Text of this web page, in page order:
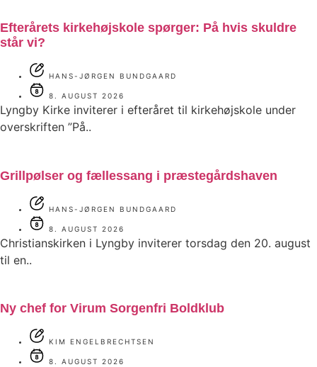
Efterårets kirkehøjskole spørger: På hvis skuldre
står vi?
HANS-JØRGEN BUNDGAARD
8. AUGUST 2026
Lyngby Kirke inviterer i efteråret til kirkehøjskole under
overskriften ”På..
Grillpølser og fællessang i præstegårdshaven
HANS-JØRGEN BUNDGAARD
8. AUGUST 2026
Christianskirken i Lyngby inviterer torsdag den 20. august
til en..
Ny chef for Virum Sorgenfri Boldklub
KIM ENGELBRECHTSEN
8. AUGUST 2026